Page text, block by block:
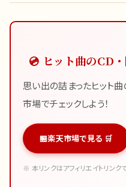
💿 ヒット曲のCD
思い出の詰まったヒット
市場でチェックしよう！
楽天市場で見る 🛒
※ 本リンクはアフィリエイトリンクで